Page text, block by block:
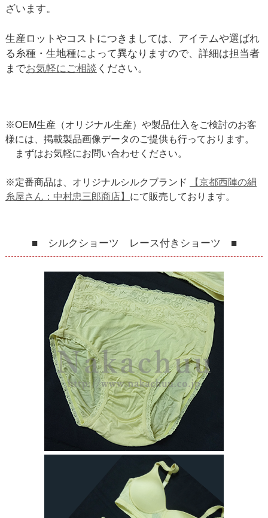
ざいます。
生産ロットやコストにつきましては、アイテムや選ばれ
る糸種・生地種によって異なりますので、詳細は担当者
までお気軽にご相談 ください。
※OEM生産（オリジナル生産）や製品仕入をご検討のお客
様には、掲載製品画像データのご提供も行っております。
まずはお気軽にお問い合わせください。
※定番商品は、オリジナルシルクブランド
【京都西陣の絹
糸屋さん：中村忠三郎商店】 にて販売しております。
■ シルクショーツ レース付きショーツ ■